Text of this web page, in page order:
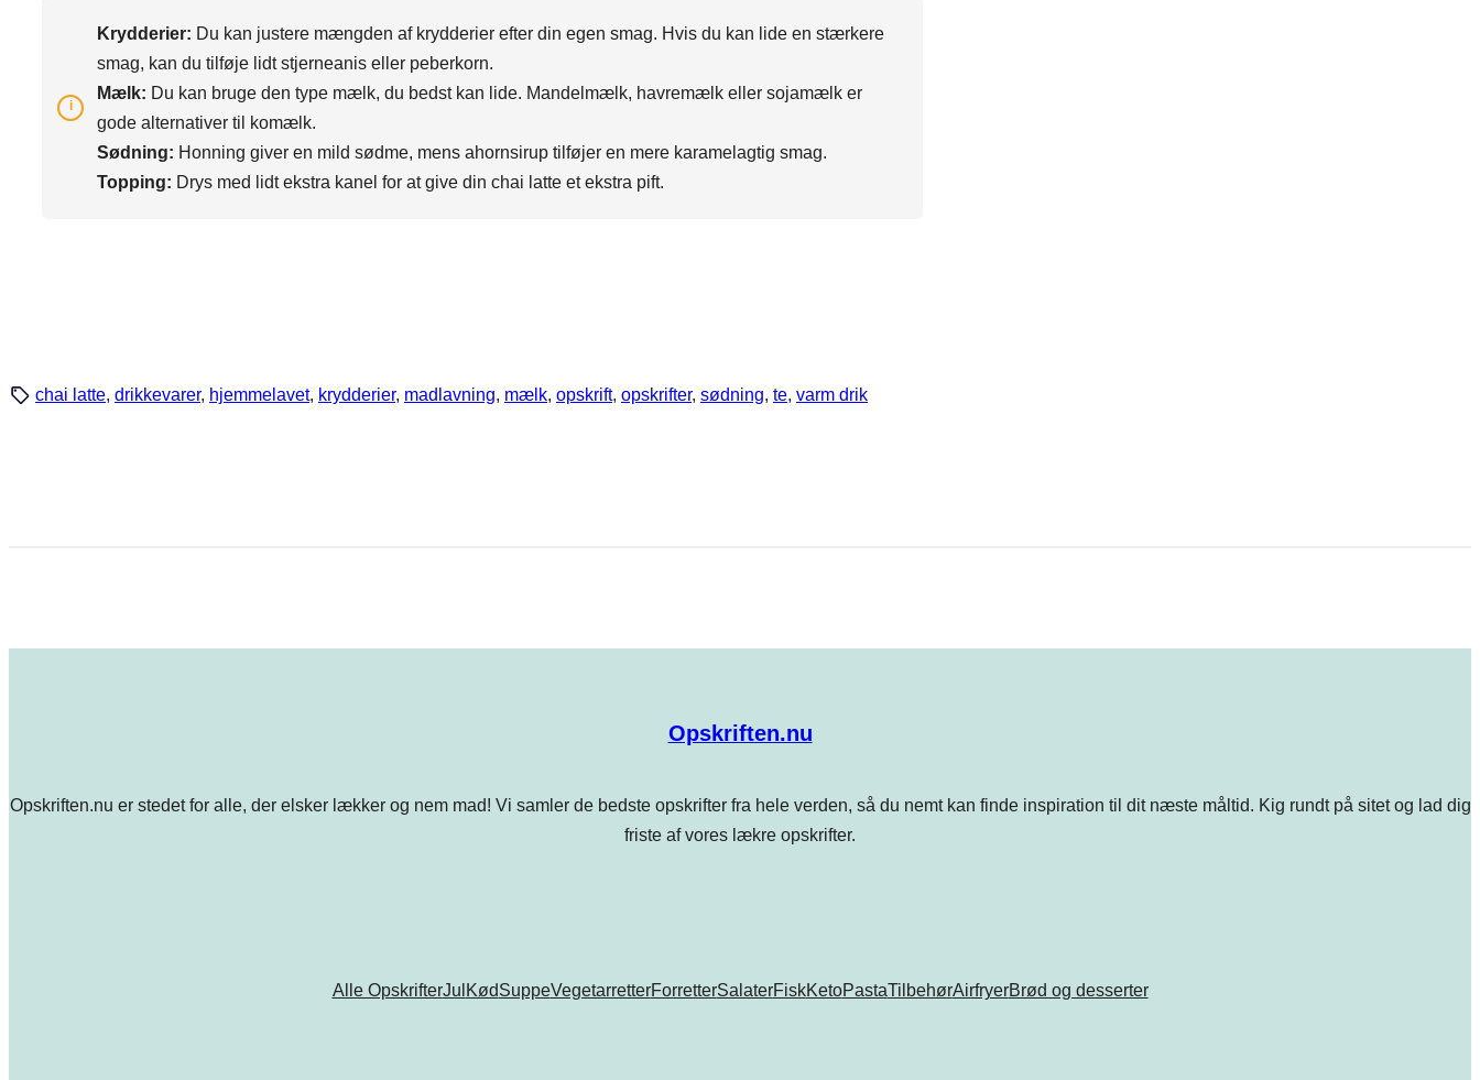
Krydderier: Du kan justere mængden af krydderier efter din egen smag. Hvis du kan lide en stærkere
smag, kan du tilføje lidt stjerneanis eller peberkorn.
Mælk: Du kan bruge den type mælk, du bedst kan lide. Mandelmælk, havremælk eller sojamælk er
gode alternativer til komælk.
Sødning: Honning giver en mild sødme, mens ahornsirup tilføjer en mere karamelagtig smag.
Topping: Drys med lidt ekstra kanel for at give din chai latte et ekstra pift.
chai latte, drikkevarer, hjemmelavet, krydderier, madlavning, mælk, opskrift, opskrifter, sødning, te, varm drik
Opskriften.nu
Opskriften.nu er stedet for alle, der elsker lækker og nem mad! Vi samler de bedste opskrifter fra hele verden, så du nemt kan finde inspiration til dit næste måltid. Kig rundt på sitet og lad dig
friste af vores lækre opskrifter.
Alle OpskrifterJul KødSuppeVegetarretterForretterSalaterFiskKetoPastaTilbehørAirfryerBrød og desserter